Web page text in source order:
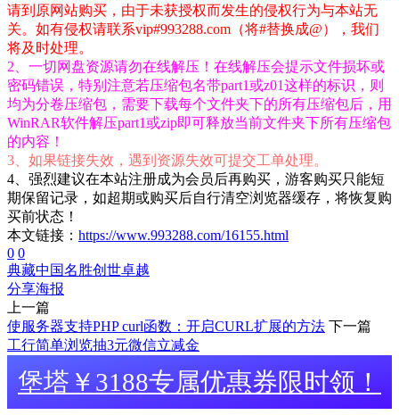
请到原网站购买，由于未获授权而发生的侵权行为与本站无
关。如有侵权请联系vip#993288.com（将#替换成@），我们
将及时处理。
2、一切网盘资源请勿在线解压！在线解压会提示文件损坏或
密码错误，特别注意若压缩包名带part1或z01这样的标识，则
均为分卷压缩包，需要下载每个文件夹下的所有压缩包后，用
WinRAR软件解压part1或zip即可释放当前文件夹下所有压缩包
的内容！
3、如果链接失效，遇到资源失效可提交工单处理。
4、强烈建议在本站注册成为会员后再购买，游客购买只能短
期保留记录，如超期或购买后自行清空浏览器缓存，将恢复购
买前状态！
本文链接： https://www.993288.com/16155.html
0 0
典藏中国名胜创世卓越
分享海报
上一篇
使服务器支持PHP curl函数：开启CURL扩展的方法 下一篇
工行简单浏览抽3元微信立减金
堡塔￥3188专属优惠券限时领！